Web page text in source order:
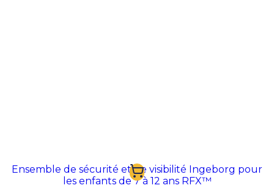
Ensemble de sécurité et de visibilité Ingeborg pour
les enfants de 7 à 12 ans RFX™